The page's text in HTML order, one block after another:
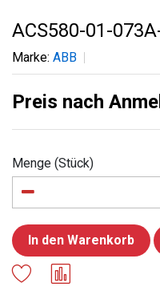
ACS580-01-
Marke: ABB
Preis nach
Menge (Stück)
In den Warenkorb